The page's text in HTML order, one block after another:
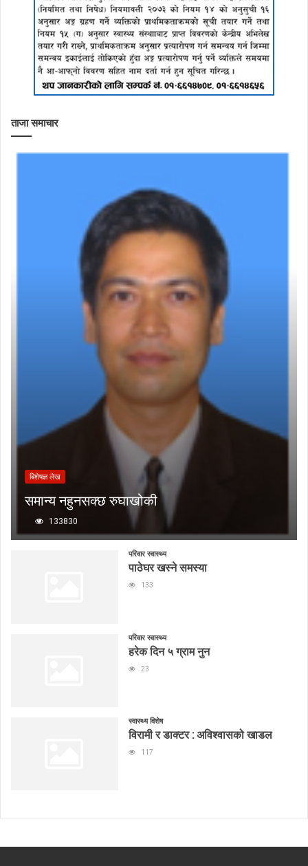
ताजा समाचार
बिशेषज्ञ लेख
समान्य नहुनसक्छ रुघाखोकी
133830
परिवार स्वास्थ्य
पाठेघर खस्ने समस्या
133
परिवार स्वास्थ्य
हरेक दिन ५ ग्राम नुन
23
स्वास्थ्य विशेष
विरामी र डाक्टर : अविश्वासको खाडल
117